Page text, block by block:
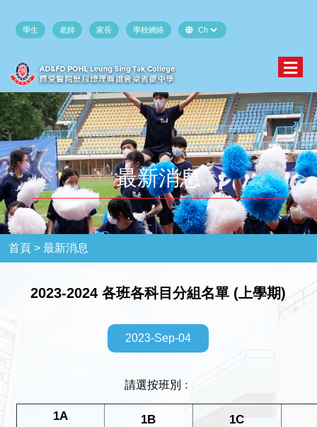
學生 老師 家長 學校網絡
最新消息
首頁 >最新消息
2023-2024 各班各科目分組名單 (上學期)
2023-Sep-04
請選按班別﹕
1A 1B 1C